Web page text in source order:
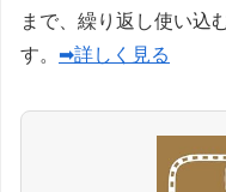
まで、繰り返し使い込
す。 ➡詳しく見る